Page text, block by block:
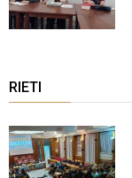
RIETI